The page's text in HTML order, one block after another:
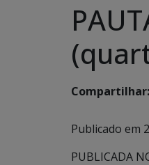
Compartilhar:
Publicado em
PUBLICADA